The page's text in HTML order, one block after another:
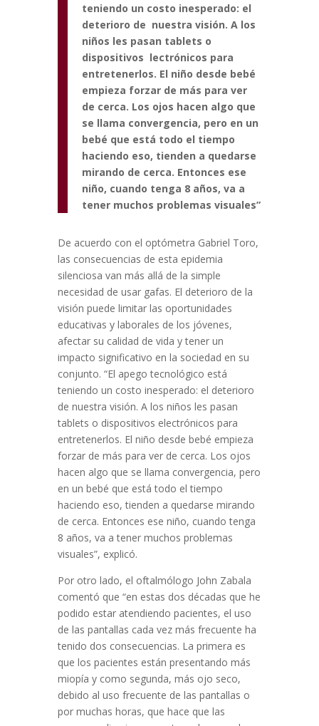
teniendo un costo inesperado: el
deterioro de nuestra visión. A los
niños les pasan tablets o
dispositivos lectrónicos para
entretenerlos. El niño desde bebé
empieza forzar de más para ver
de cerca. Los ojos hacen algo que
se llama convergencia, pero en un
bebé que está todo el tiempo
haciendo eso, tienden a quedarse
mirando de cerca. Entonces ese
niño, cuando tenga 8 años, va a
tener muchos problemas visuales”
De acuerdo con el optómetra Gabriel Toro,
las consecuencias de esta epidemia
silenciosa van más allá de la simple
necesidad de usar gafas. El deterioro de la
visión puede limitar las oportunidades
educativas y laborales de los jóvenes,
afectar su calidad de vida y tener un
impacto significativo en la sociedad en su
conjunto. “El apego tecnológico está
teniendo un costo inesperado: el deterioro
de nuestra visión. A los niños les pasan
tablets o dispositivos electrónicos para
entretenerlos. El niño desde bebé empieza
forzar de más para ver de cerca. Los ojos
hacen algo que se llama convergencia, pero
en un bebé que está todo el tiempo
haciendo eso, tienden a quedarse mirando
de cerca. Entonces ese niño, cuando tenga
8 años, va a tener muchos problemas
visuales”, explicó.
Por otro lado, el oftalmólogo John Zabala
comentó que “en estas dos décadas que he
podido estar atendiendo pacientes, el uso
de las pantallas cada vez más frecuente ha
tenido dos consecuencias. La primera es
que los pacientes están presentando más
miopía y como segunda, más ojo seco,
debido al uso frecuente de las pantallas o
por muchas horas, que hace que las